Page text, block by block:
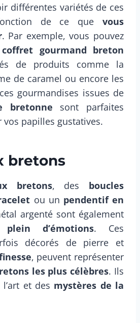
différentes variétés de ces
de ce quevous
. Par exemple, vous pouvez
coffret gourmand breton
de produits comme la
de caramel ou encore les
gourmandises issues de
bretonne sont parfaites
papilles gustatives.
bretons
bretons, des boucles
ou un pendentif en
argenté sont également
plein d’émotions. Ces
décorés de pierre et
, peuvent représenter
les plus célèbres. Ils
et des mystères de la